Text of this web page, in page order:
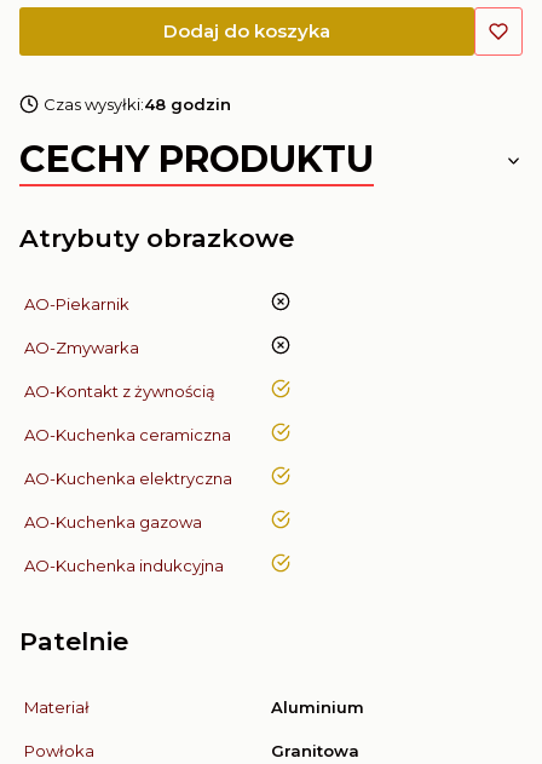
Dodaj do koszyka
Czas wysyłki:48 godzin
CECHY PRODUKTU
Atrybuty obrazkowe
AO-Piekarnik nie
AO-Zmywarka nie
AO-Kontakt z żywnością tak
AO-Kuchenka ceramiczna tak
AO-Kuchenka elektryczna tak
AO-Kuchenka gazowa tak
AO-Kuchenka indukcyjna tak
Patelnie
Materiał Aluminium
Powłoka Granitowa